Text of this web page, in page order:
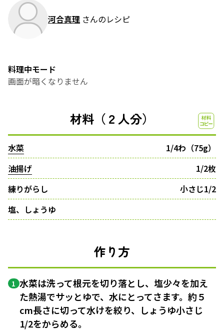
河合真理 さんのレシピ
料理中モード
画面が暗くなりません
材料（２人分）
水菜
1/4わ（75g）
油揚げ
1/2枚
練りがらし
小さじ1/2
塩、しょうゆ
作り方
1 水菜は洗って根元を切り落とし、塩少々を加え
た熱湯でサッとゆで、水にとってさます。約５
cm長さに切って水けを絞り、しょうゆ小さじ
1/2をからめる。